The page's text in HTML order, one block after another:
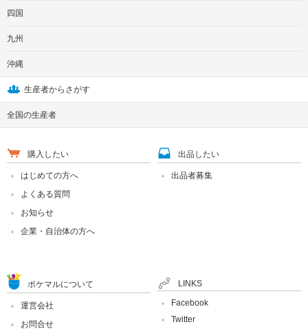
四国
九州
沖縄
生産者からさがす
全国の生産者
購入したい
はじめての方へ
よくある質問
お知らせ
企業・自治体の方へ
出品したい
出品者募集
ポケマルについて
運営会社
お問合せ
LINKS
Facebook
Twitter